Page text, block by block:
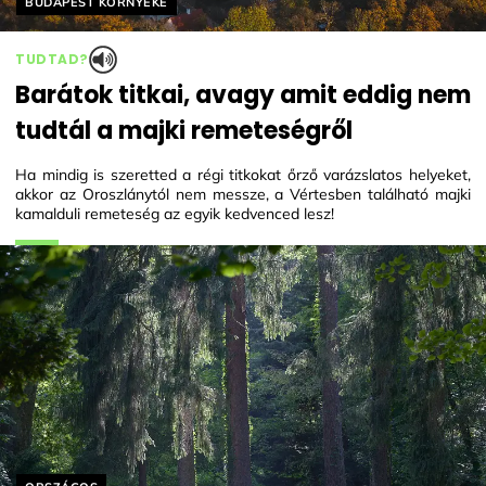
TUDTAD?
Barátok titkai, avagy amit eddig nem
tudtál a majki remeteségről
Ha mindig is szeretted a régi titkokat őrző varázslatos helyeket,
akkor az Oroszlánytól nem messze, a Vértesben található majki
kamalduli remeteség az egyik kedvenced lesz!